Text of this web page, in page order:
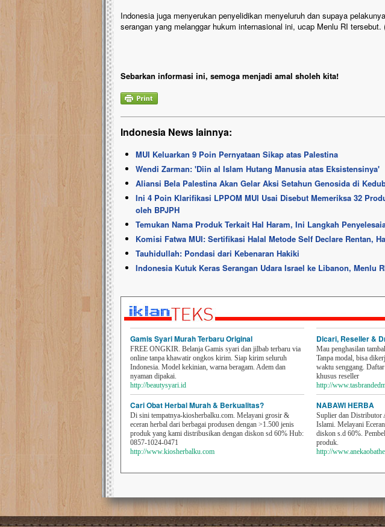
Indonesia juga menyerukan penyelidikan menyeluruh dan supaya
serangan yang melanggar hukum internasional ini, ucap Menlu RI tersebut.
Sebarkan informasi ini, semoga menjadi amal sholeh kita!
Indonesia News lainnya:
MUI Keluarkan 9 Poin Pernyataan Sikap atas Palestina
Wendi Zarman: 'Diin al Islam Hutang Manusia atas Eksistensinya'
Aliansi Bela Palestina Akan Gelar Aksi Setahun Genosida di
Ini 4 Poin Klarifikasi LPPOM MUI Usai Disebut Memeriksa 32
oleh BPJPH
Temukan Nama Produk Terkait Hal Haram, Ini Langkah
Komisi Fatwa MUI: Sertifikasi Halal Metode Self Declare Rentan,
Tauhidullah: Pondasi dari Kebenaran Hakiki
Indonesia Kutuk Keras Serangan Udara Israel ke Libanon, Menlu
Gamis Syari Murah Terbaru Original
FREE ONGKIR. Belanja Gamis syari dan jilbab terbaru via
online tanpa khawatir ongkos kirim. Siap kirim seluruh
Indonesia. Model kekinian, warna beragam. Adem dan
nyaman dipakai.
http://beautysyari.id
Cari Obat Herbal Murah & Berkualitas?
Di sini tempatnya-kiosherbalku.com. Melayani grosir &
eceran herbal dari berbagai produsen dengan >1.500 jenis
produk yang kami distribusikan dengan diskon sd 60% Hub:
0857-1024-0471
http://www.kiosherbalku.com
Dicari, Reseller &
Mau penghasilan
Tanpa modal, bisa
waktu senggang.
khusus reseller
http://
NABAWI HERBA
Suplier dan Distributor
Islami. Melayani
diskon s.d 60%.
produk.
http://